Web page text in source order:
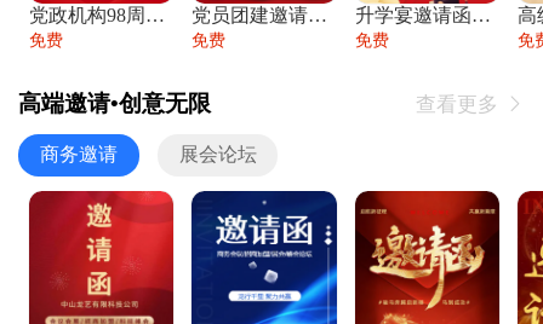
党政机构98周年八一建军节庆祝晚会活动邀
免费
党员团建邀请函党建活动风采党会工作汇报总
免费
升学宴邀请函喜报金榜题名高端谢师宴邀请函
免费 免
高端邀请•创意无限 查看更多 
商务邀请 展会论坛